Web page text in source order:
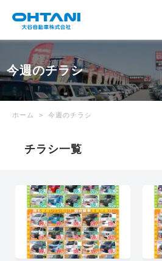
今週のチラシ
ホーム 今週のチラシ
チラシ一覧